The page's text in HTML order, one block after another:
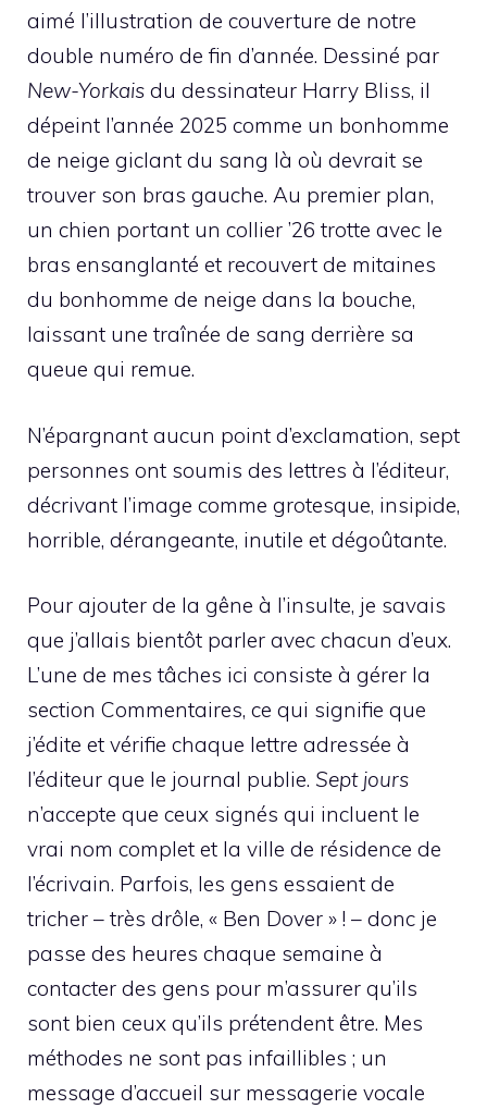
aimé l’illustration de couverture de notre
double numéro de fin d’année. Dessiné par
New-Yorkais du dessinateur Harry Bliss, il
dépeint l’année 2025 comme un bonhomme
de neige giclant du sang là où devrait se
trouver son bras gauche. Au premier plan,
un chien portant un collier ’26 trotte avec le
bras ensanglanté et recouvert de mitaines
du bonhomme de neige dans la bouche,
laissant une traînée de sang derrière sa
queue qui remue.
N’épargnant aucun point d’exclamation, sept
personnes ont soumis des lettres à l’éditeur,
décrivant l’image comme grotesque, insipide,
horrible, dérangeante, inutile et dégoûtante.
Pour ajouter de la gêne à l’insulte, je savais
que j’allais bientôt parler avec chacun d’eux.
L’une de mes tâches ici consiste à gérer la
section Commentaires, ce qui signifie que
j’édite et vérifie chaque lettre adressée à
l’éditeur que le journal publie. Sept jours
n’accepte que ceux signés qui incluent le
vrai nom complet et la ville de résidence de
l’écrivain. Parfois, les gens essaient de
tricher – très drôle, « Ben Dover » ! – donc je
passe des heures chaque semaine à
contacter des gens pour m’assurer qu’ils
sont bien ceux qu’ils prétendent être. Mes
méthodes ne sont pas infaillibles ; un
message d’accueil sur messagerie vocale